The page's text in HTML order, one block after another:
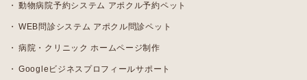
動物病院予約システム アポクル予約ペット
WEB問診システム アポクル問診ペット
病院・クリニック ホームページ制作
Googleビジネスプロフィールサポート